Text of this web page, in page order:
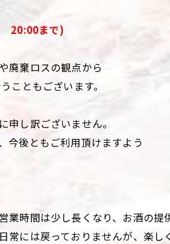
20:00まで)
廃棄ロスの観点から
こともございます。
申し訳ございません。
今後ともご利用頂けますよう
業時間は少し長くなり、お酒の提
常には戻っておりませんが、楽し